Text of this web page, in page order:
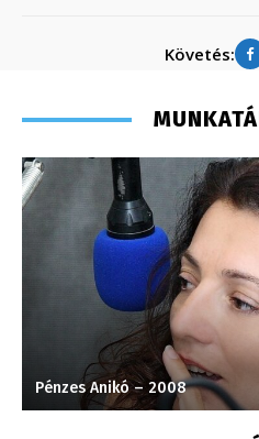
Követés:
Pénzes Anikó – 2008